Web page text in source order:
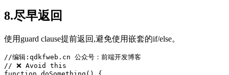
8.尽早返回
使用guard clause提前返回,避免使用嵌套的if/else。